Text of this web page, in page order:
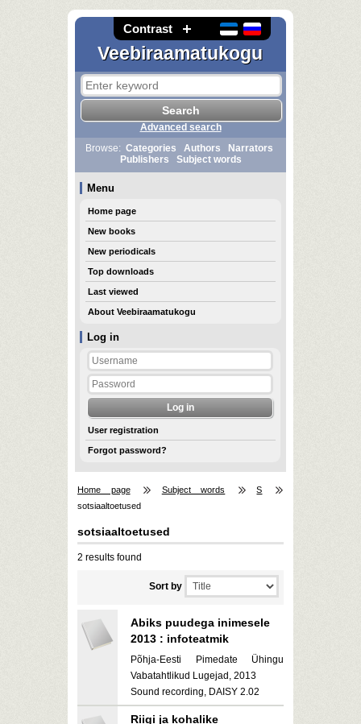
Contrast
Veebiraamatukogu
Log in
User registration
Forgot password?
Advanced search
Browse: Categories Authors
Narrators
Publishers
Subject words
Menu
Home page
New books
New periodicals
Top downloads
Last viewed
About Veebiraamatukogu
Home page Subject words
S
sotsiaaltoetused
sotsiaaltoetused
2 results found
Sort by
Abiks puudega inimesele
2013 : infoteatmik
Põhja-Eesti Pimedate Ühingu
Vabatahtlikud Lugejad, 2013
Sound recording, DAISY 2.02
Riigi ja kohalike